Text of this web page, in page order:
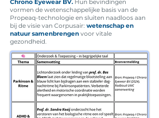
Chrono Eyewear BV. Hun bevindingen
vormen de wetenschappelijke basis van de
Propeaq-technologie en sluiten naadloos aan
bij de visie van Corpusair: wetenschap en
natuur samenbrengen voor vitale
gezondheid.